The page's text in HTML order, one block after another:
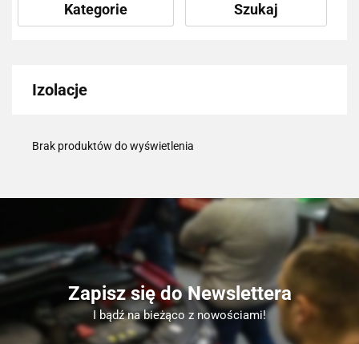
Kategorie Szukaj
Izolacje
Brak produktów do wyświetlenia
Zapisz się do Newslettera
I bądź na bieżąco z nowościami!